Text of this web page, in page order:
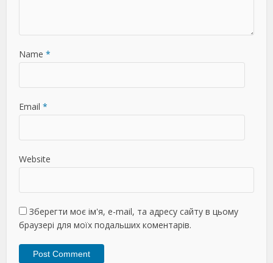
Name *
Email *
Website
Зберегти моє ім'я, e-mail, та адресу сайту в цьому
браузері для моїх подальших коментарів.